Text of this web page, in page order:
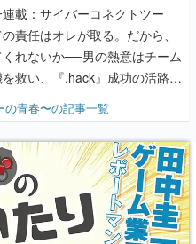
連載：サイバーコネクトツー
責任はオレが取る。だから、
れないか──男の熱意はチーム
救い、『.hack』成功の活路を
の快男児・松山 洋に流れる血は
プ』色だった【若ゲのいた
の青春〜の記事一覧